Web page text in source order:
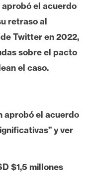
aprobó el acuerdo
retraso al
Twitter en 2022,
sobre el pacto
el caso.
aprobó el acuerdo
y ver
$1,5 millones